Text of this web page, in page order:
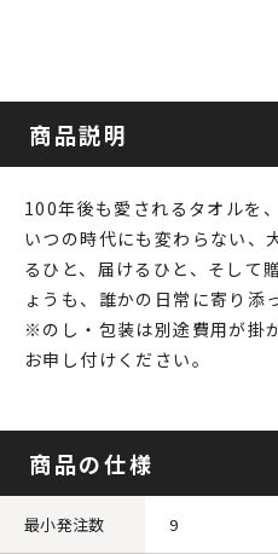
商品説明
100年後も愛されるタオルを
いつの時代にも変わらない、
るひと、届けるひと、そして
ょうも、誰かの日常に寄り添
※のし・包装は別途費用が掛
お申し付けください。
商品の仕様
最小発注数 9